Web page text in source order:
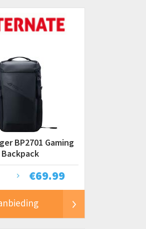
BP2701 Gaming
Backpack
€69.99